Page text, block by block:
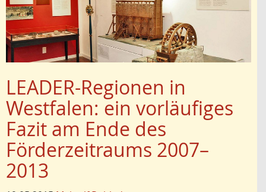
LEADER-Regionen in
Westfalen: ein vorläufiges
Fazit am Ende des
Förderzeitraums 2007–
2013